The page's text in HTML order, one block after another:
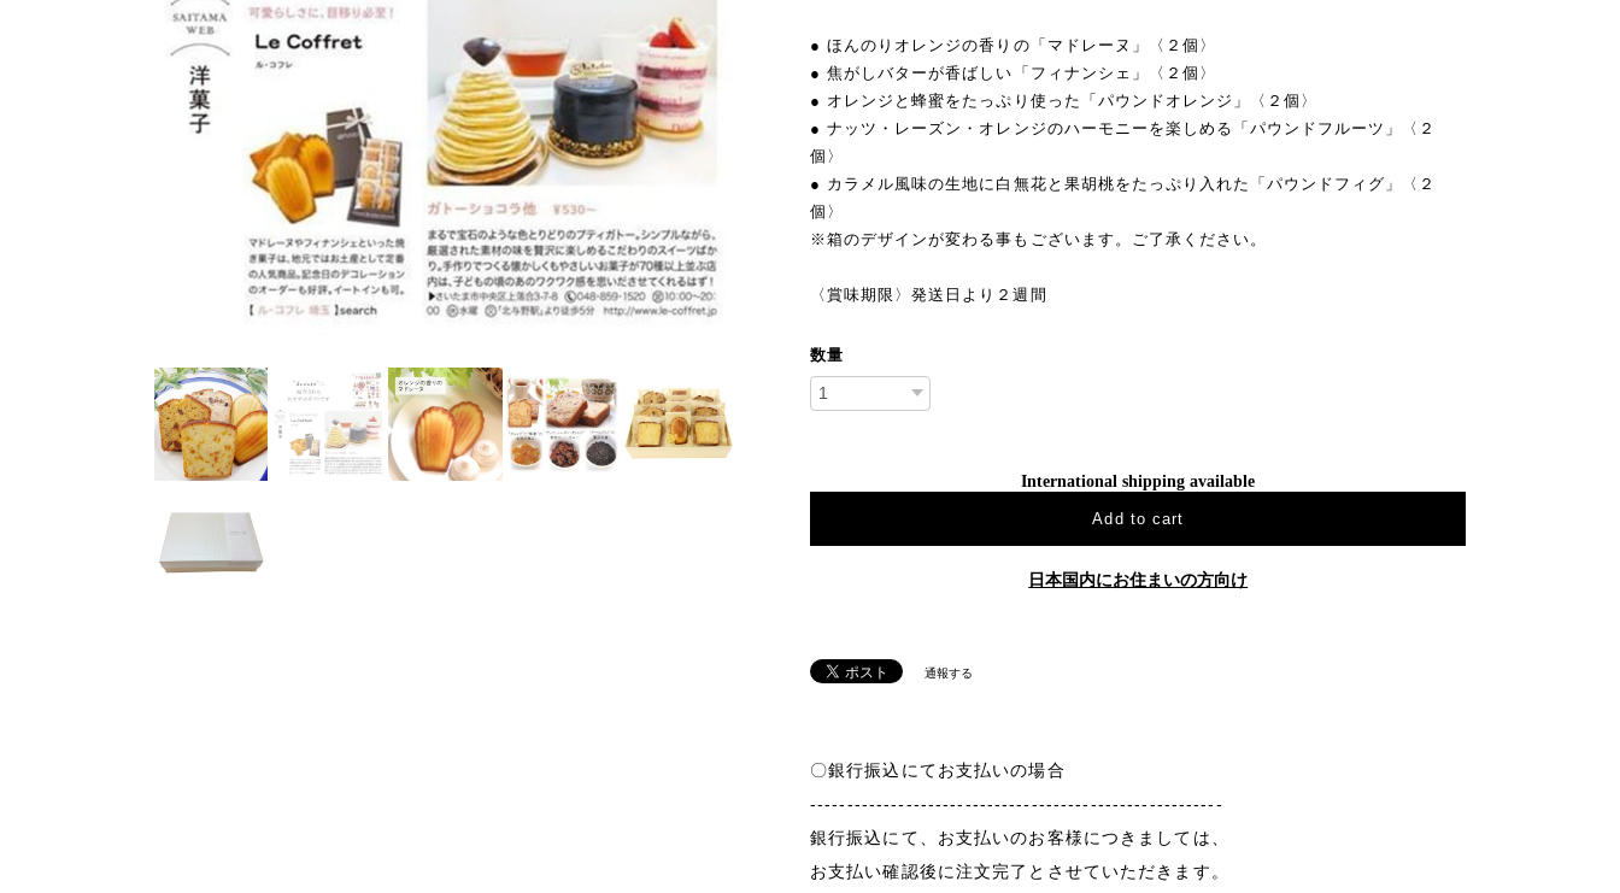
● ほんのりオレンジの香りの「マドレーヌ」〈２個〉
● 焦がしバターが香ばしい「フィナンシェ」〈２個〉
● オレンジと蜂蜜をたっぷり使った「パウンドオレンジ」〈２個〉
● ナッツ・レーズン・オレンジのハーモニーを楽しめる「パウンドフルーツ」〈２
個〉
● カラメル風味の生地に白無花と果胡桃をたっぷり入れた「パウンドフィグ」〈２
個〉
※箱のデザインが変わる事もございます。ご了承ください。
〈賞味期限〉発送日より２週間
数量
International shipping available
Add to cart
日本国内にお住まいの方向け
通報する
〇銀行振込にてお支払いの場合
--------------------------------------------------------
銀行振込にて、お支払いのお客様につきましては、
お支払い確認後に注文完了とさせていただきます。